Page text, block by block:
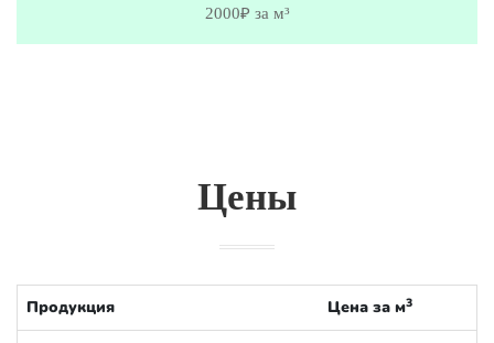
2000₽ за м³
Цены
Продукция Цена за м3